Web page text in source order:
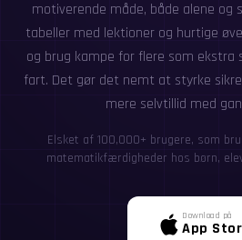
motiverende måde, både alene og
tabeller med lektioner og hurtige
og brug kampe for flere som ekstra
fart. Det gør det nemt at styrke
mere selvtillid med
Elsket af 100,000+ brugere, som
matematikfærdigheder hos børn,
Download på
App